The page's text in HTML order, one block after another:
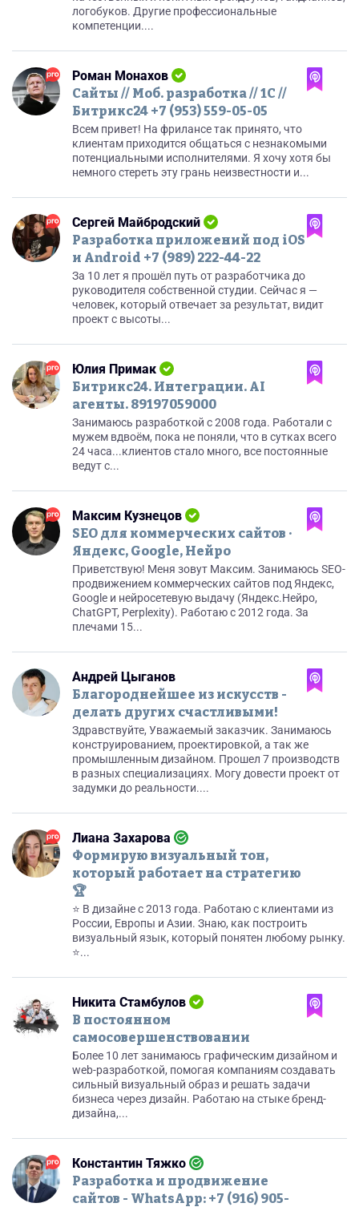
логобуков. Другие профессиональные
компетенции....
Роман Монахов
Сайты // Моб. разработка // 1С //
Битрикс24 +7 (953) 559-05-05
Всем привет! На фрилансе так принято, что
клиентам приходится общаться с незнакомыми
потенциальными исполнителями. Я хочу хотя бы
немного стереть эту грань неизвестности и...
Сергей Майбродский
Разработка приложений под iOS
и Android +7 (989) 222-44-22
За 10 лет я прошёл путь от разработчика до
руководителя собственной студии. Сейчас я —
человек, который отвечает за результат, видит
проект с высоты...
Юлия Примак
Битрикс24. Интеграции. AI
агенты. 89197059000
Занимаюсь разработкой с 2008 года. Работали с
мужем вдвоём, пока не поняли, что в сутках всего
24 часа...клиентов стало много, все постоянные
ведут с...
Максим Кузнецов
SEO для коммерческих сайтов ·
Яндекс, Google, Нейро
Приветствую! Меня зовут Максим. Занимаюсь SEO-
продвижением коммерческих сайтов под Яндекс,
Google и нейросетевую выдачу (Яндекс.Нейро,
ChatGPT, Perplexity). Работаю с 2012 года. За
плечами 15...
Андрей Цыганов
Благороднейшее из искусств -
делать других счастливыми!
Здравствуйте, Уважаемый заказчик. Занимаюсь
конструированием, проектировкой, а так же
промышленным дизайном. Прошел 7 производств
в разных специализациях. Могу довести проект от
задумки до реальности....
Лиана Захарова
Формирую визуальный тон,
который работает на стратегию
🏆
⭐ В дизайне с 2013 года. Работаю с клиентами из
России, Европы и Азии. Знаю, как построить
визуальный язык, который понятен любому рынку.
⭐...
Никита Стамбулов
В постоянном
самосовершенствовании
Более 10 лет занимаюсь графическим дизайном и
web-разработкой, помогая компаниям создавать
сильный визуальный образ и решать задачи
бизнеса через дизайн. Работаю на стыке бренд-
дизайна,...
Константин Тяжко
Разработка и продвижение
сайтов - WhatsApp: +7 (916) 905-